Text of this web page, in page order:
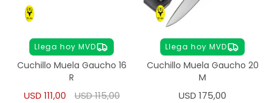
Llega hoy MVD
Cuchillo Muela Gaucho 16
R
USD 111,00 USD115,00
Llega hoy MVD
Cuchillo Muela Gaucho 20
M
USD 175,00